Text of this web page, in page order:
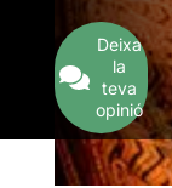
Deixa
la
teva
opinió